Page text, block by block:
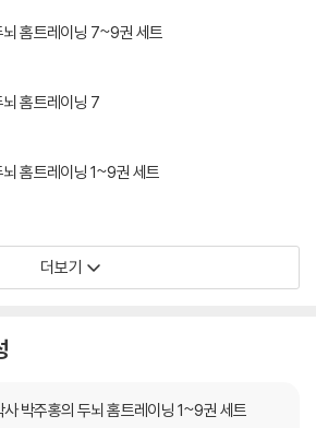
홈트레이닝 7~9권 세트
홈트레이닝 7
홈트레이닝 1~9권 세트
더보기
사 박주홍의 두뇌 홈트레이닝 1~9권 세트